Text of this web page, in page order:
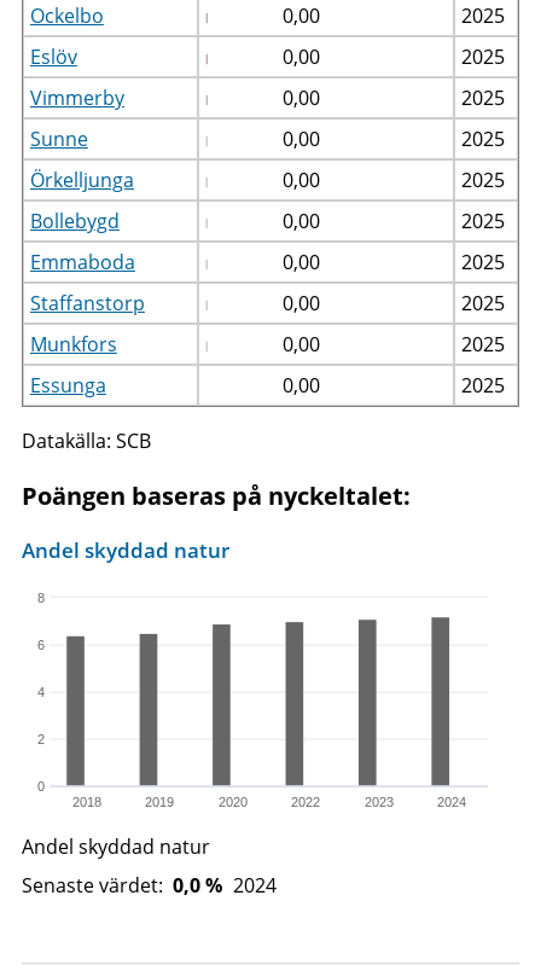
Ockelbo
0,00
2025
Eslöv
0,00
2025
Vimmerby
0,00
2025
Sunne
0,00
2025
Örkelljunga
0,00
2025
Bollebygd
0,00
2025
Emmaboda
0,00
2025
Staffanstorp
0,00
2025
Munkfors
0,00
2025
Essunga
0,00 2025
Datakälla: SCB
Poängen baseras på nyckeltalet:
2018 2019 2020 2022 2023 2024
0
2
4
6
8
Andel skyddad natur
Andel skyddad natur
Senaste värdet: 0,0 % 2024